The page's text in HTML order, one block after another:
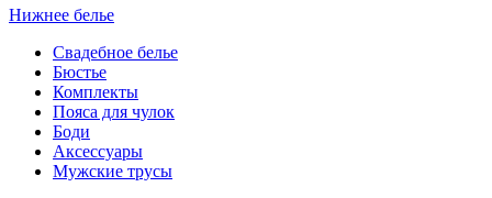
Нижнее белье
Свадебное белье
Бюстье
Комплекты
Пояса для чулок
Боди
Аксессуары
Мужские трусы